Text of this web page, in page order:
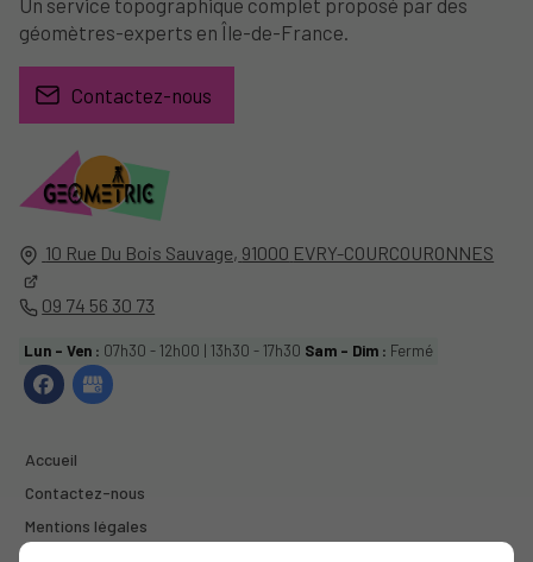
10 Rue Du Bois Sauvage, 91000 EVRY-COURCOURONNES
09 74 56 30 73
Lun - Ven : 07h30 - 12h00 | 13h30 - 17h30 Sam - Dim : Fermé
Accueil
Contactez-nous
Mentions légales
Un service topographique complet proposé par des
géomètres-experts en Île-de-France.
Contactez-nous